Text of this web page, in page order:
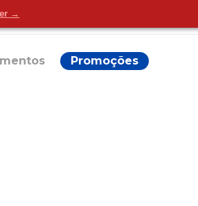
→
Promoções